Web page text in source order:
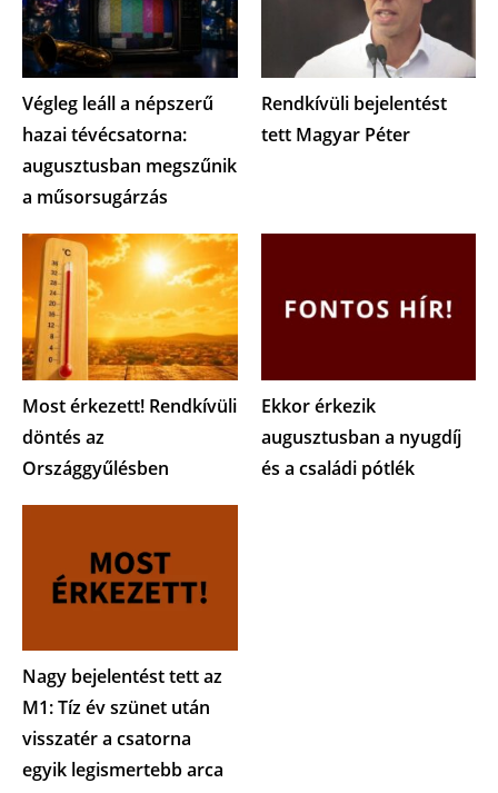
Végleg leáll a népszerű
hazai tévécsatorna:
augusztusban megszűnik
a műsorsugárzás
Rendkívüli bejelentést
tett Magyar Péter
Most érkezett! Rendkívüli
döntés az
Országgyűlésben
Ekkor érkezik
augusztusban a nyugdíj
és a családi pótlék
Nagy bejelentést tett az
M1: Tíz év szünet után
visszatér a csatorna
egyik legismertebb arca